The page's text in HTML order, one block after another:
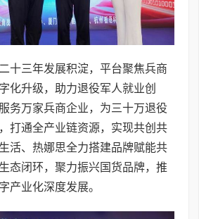
十三年发展积淀，平台聚焦兵商
化升级，助力退役军人就业创
务万家兵商企业，为三十万退役
打通全产业链资源，实现共创共
活、热娜思全力搭建品牌赋能共
态闭环，聚力振兴国货品牌，推
产业化深度发展。